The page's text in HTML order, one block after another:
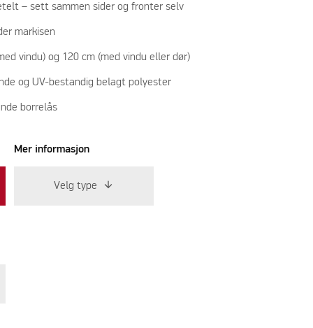
– sett sammen sider og fronter selv
markisen
vindu) og 120 cm (med vindu eller dør)
og UV-bestandig belagt polyester
borrelås
Mer informasjon
Velg type